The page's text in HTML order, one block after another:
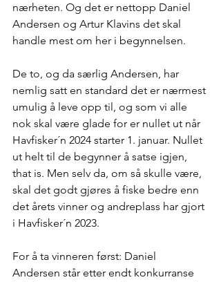
nærheten. Og det er nettopp Daniel
Andersen og Artur Klavins det skal
handle mest om her i begynnelsen.
De to, og da særlig Andersen, har
nemlig satt en standard det er nærmest
umulig å leve opp til, og som vi alle
nok skal være glade for er nullet ut når
Havfisker´n 2024 starter 1. januar. Nullet
ut helt til de begynner å satse igjen,
that is. Men selv da, om så skulle være,
skal det godt gjøres å fiske bedre enn
det årets vinner og andreplass har gjort
i Havfisker´n 2023.
For å ta vinneren først: Daniel
Andersen står etter endt konkurranse